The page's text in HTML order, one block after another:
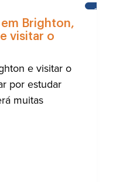
Brighton,
visitar o
e visitar o
por estudar
muitas